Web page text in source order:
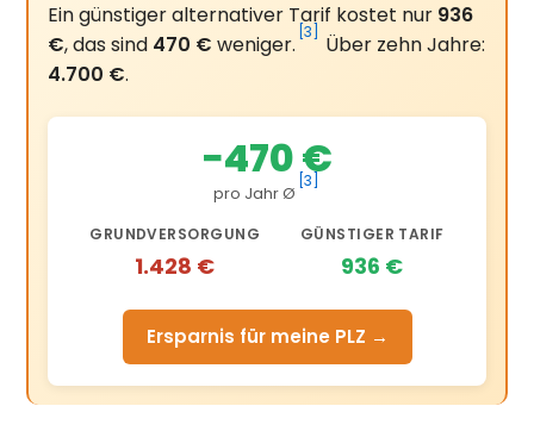
Ein günstiger alternativer Tarif kostet nur 936
€, das sind 470 € weniger. [3]
Über zehn Jahre:
4.700 €.
−470 €
pro Jahr Ø
[3]
GRUNDVERSORGUNG
1.428 €
GÜNSTIGER TARIF
936 €
Ersparnis für meine PLZ →